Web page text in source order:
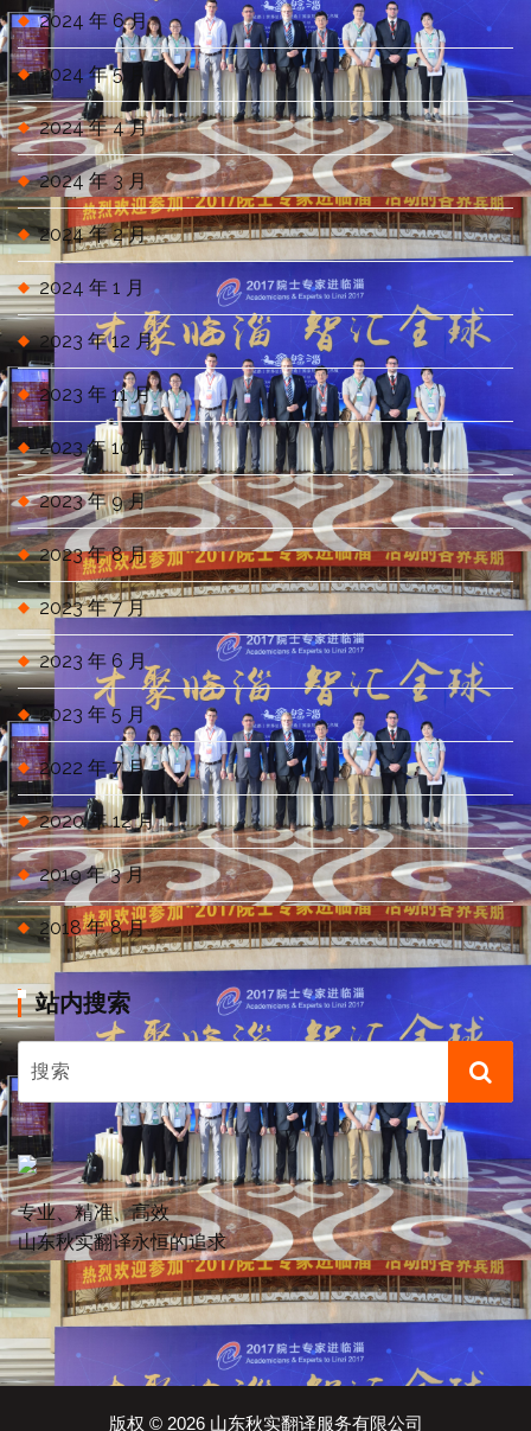
2024 年 6 月
2024 年 5 月
2024 年 4 月
2024 年 3 月
2024 年 2 月
2024 年 1 月
2023 年 12 月
2023 年 11 月
2023 年 10 月
2023 年 9 月
2023 年 8 月
2023 年 7 月
2023 年 6 月
2023 年 5 月
2022 年 7 月
2020 年 12 月
2019 年 3 月
2018 年 8 月
站内搜索
专业、精准、高效
山东秋实翻译永恒的追求
版权 © 2026 山东秋实翻译服务有限公司